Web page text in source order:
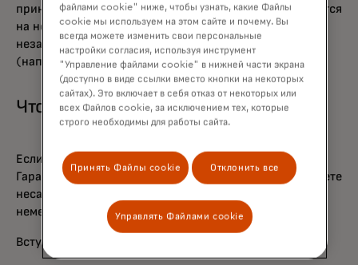
принцип нулевой ответственности не распространяется
на некоторые коммерческие карты или
незарегистрированные предоплаченные карты
(например, подарочные карты).
Что делать
Если у вас есть вопросы по поводу сферы действия
Гарантии нулевей ответственности или вы подозреваете
несанкционированное использование вашей карты,
немедленно свяжитесь с вашим банком.
Вступает в силу 17 октября 2014 года
файлами cookie" ниже, чтобы узнать, какие Файлы
cookie мы используем на этом сайте и почему. Вы
всегда можете изменить свои персональные
настройки согласия, используя инструмент
"Управление файлами cookie" в нижней части экрана
(доступно в виде ссылки вместо кнопки на некоторых
сайтах). Это включает в себя отказ от некоторых или
всех Файлов cookie, за исключением тех, которые
строго необходимы для работы сайта.
Принять Файлы cookie Отклонить все
Управлять Файлами cookie